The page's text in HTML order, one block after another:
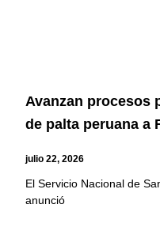
Avanzan procesos
de palta peruana a
julio 22, 2026
El Servicio Nacional de
anunció